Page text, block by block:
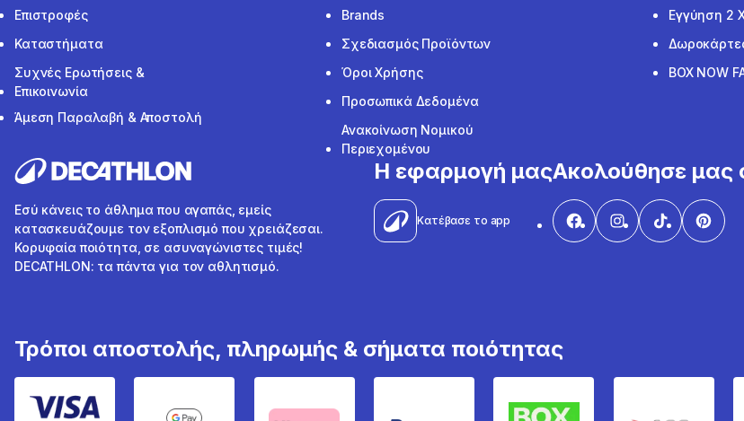
Επιστροφές
Καταστήματα
Συχνές Ερωτήσεις &
Επικοινωνία
Άμεση Παραλαβή & Αποστολή
Brands
Σχεδιασμός Προϊόντων
Όροι Χρήσης
Προσωπικά Δεδομένα
Ανακοίνωση Νομικού
Περιεχομένου
Εγγύηση 2
BOX NOW
Εσύ κάνεις το άθλημα που αγαπάς, εμείς
κατασκευάζουμε τον εξοπλισμό που χρειάζεσαι.
Κορυφαία ποιότητα, σε ασυναγώνιστες τιμές!
DECATHLON: τα πάντα για τον αθλητισμό.
Η εφαρμογή μας
Κατέβασε το app
Ακολούθησε μας
Τρόποι αποστολής, πληρωμής & σήματα ποιότητας